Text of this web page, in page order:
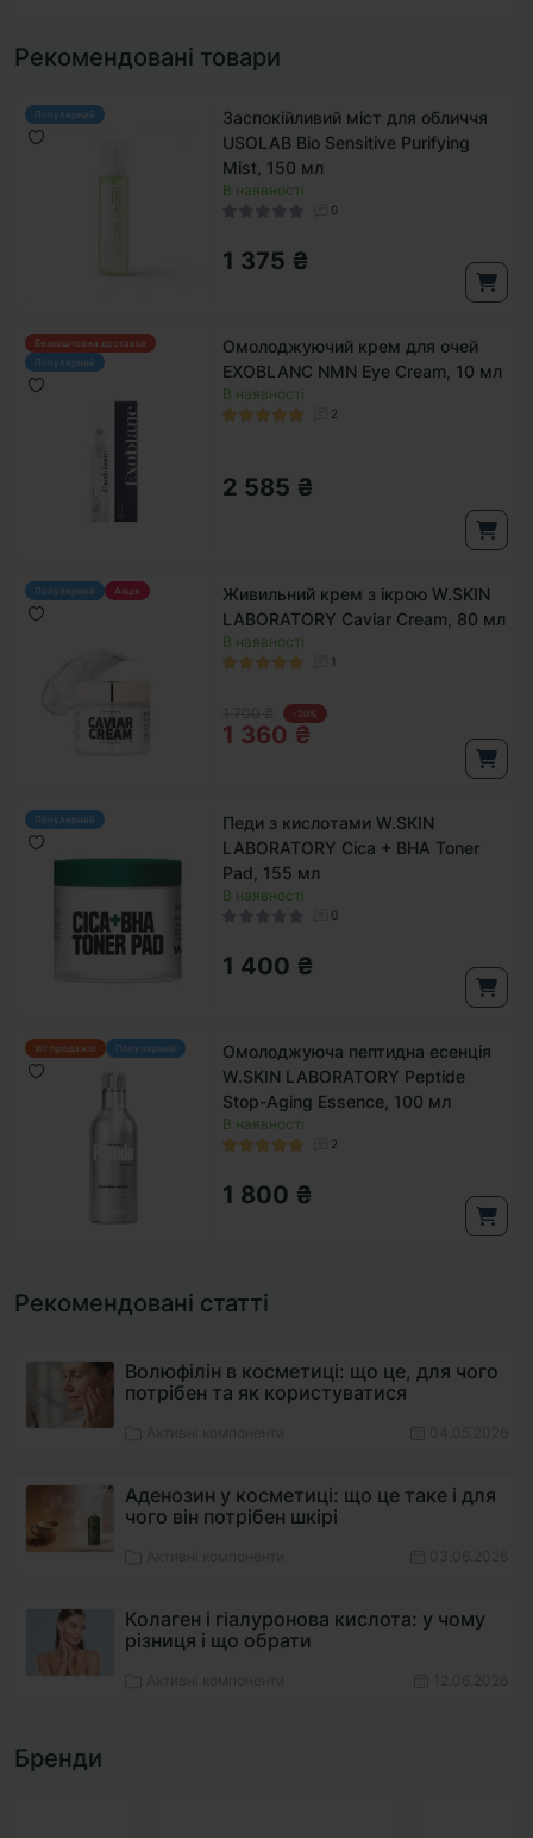
Рекомендовані товари
Популярний
Заспокійливий міст для обличчя
USOLAB Bio Sensitive Purifying
Mist, 150 мл
В наявності
0
1 375 ₴
Безкоштовна доставка
Популярний
Омолоджуючий крем для очей
EXOBLANC NMN Eye Cream, 10 мл
В наявності
2
2 585 ₴
Популярний Акція
Живильний крем з ікрою W.SKIN
LABORATORY Caviar Cream, 80 мл
В наявності
1
-20%
1 360 ₴
Популярний
Педи з кислотами W.SKIN
LABORATORY Cica + BHA Toner
Pad, 155 мл
В наявності
0
1 400 ₴
Хіт продажів Популярний
Омолоджуюча пептидна есенція
W.SKIN LABORATORY Peptide
Stop-Aging Essence, 100 мл
В наявності
2
1 800 ₴
Рекомендовані статті
Волюфілін в косметиці: що це, для чого
потрібен та як користуватися
Аденозин у косметиці: що це таке і для
чого він потрібен шкірі
Колаген і гіалуронова кислота: у чому
різниця і що обрати
Бренди